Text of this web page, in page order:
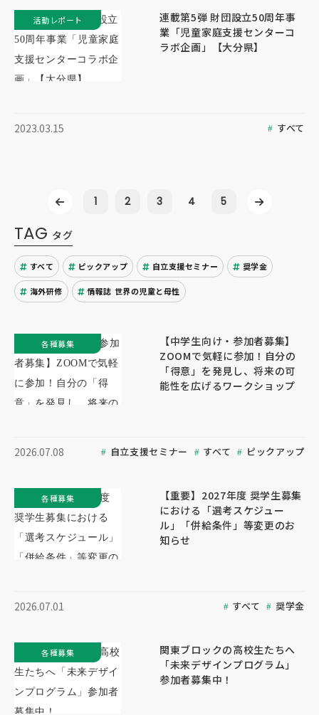
連載第5弾 財団設立50周年事
業「児童家庭支援センターコ
ラボ企画」【大分県】
2023.03.15 すべて
活動レポート
1 2 3 4 5
TAG タグ
すべて ピックアップ 自立支援セミナー 奨学金
海外研修 情報誌 世界の児童と母性
【中学生向け・参加者募集】
ZOOMで気軽に参加！自分の
「得意」を発見し、将来の可
能性を広げるワークショップ
2026.07.08 自立支援セミナー すべて ピックアップ
各種募集
【重要】2027年度 奨学生募集
における「選考スケジュー
ル」「併給条件」等変更のお
知らせ
2026.07.01 すべて 奨学金
各種募集
関東ブロックの高校生たちへ
「未来デザインプログラム」
参加者募集中！
各種募集